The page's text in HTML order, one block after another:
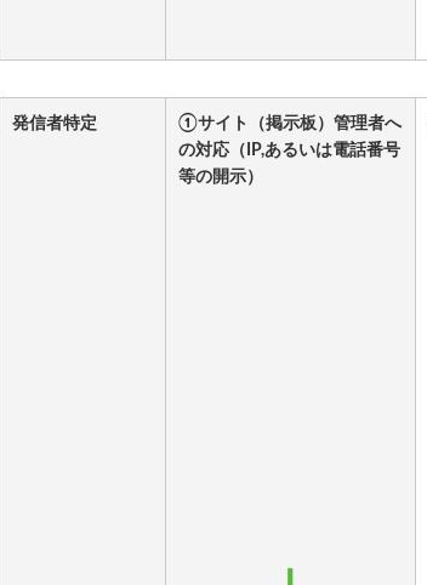
発信者特定
①サイト（掲示板）管理者へ
の対応（IP,あるいは電話番号
等の開示）